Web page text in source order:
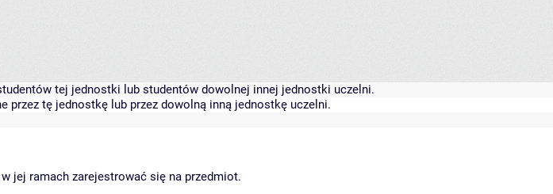
tej jednostki lub studentów dowolnej innej jednostki uczelni.
przez tę jednostkę lub przez dowolną inną jednostkę uczelni.
jej ramach zarejestrować się na przedmiot.